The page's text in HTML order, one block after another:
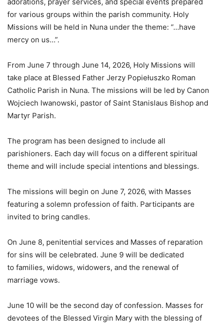
for various groups within the parish community. Holy
Missions will be held in Nuna under the theme: “…have
mercy on us…”.
From June 7 through June 14, 2026, Holy Missions will
take place at Blessed Father Jerzy Popiełuszko Roman
Catholic Parish in Nuna. The missions will be led by Canon
Wojciech Iwanowski, pastor of Saint Stanislaus Bishop and
Martyr Parish.
The program has been designed to include all
parishioners. Each day will focus on a different spiritual
theme and will include special intentions and blessings.
The missions will begin on June 7, 2026, with Masses
featuring a solemn profession of faith. Participants are
invited to bring candles.
On June 8, penitential services and Masses of reparation
for sins will be celebrated. June 9 will be dedicated
to families, widows, widowers, and the renewal of
marriage vows.
June 10 will be the second day of confession. Masses for
devotees of the Blessed Virgin Mary with the blessing of